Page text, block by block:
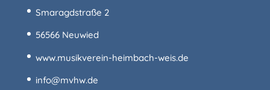
Smaragdstraße 2
56566 Neuwied
www.musikverein-heimbach-weis.de
info@mvhw.de